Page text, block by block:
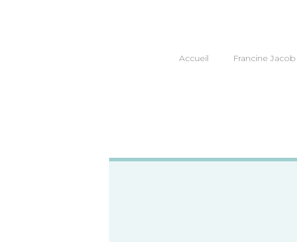
Accueil Francine Jacob